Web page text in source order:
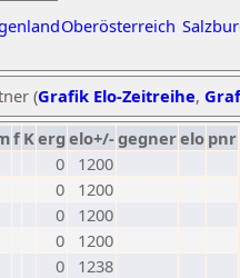
Oberösterreich
(Grafik Elo-Zeitreihe,
f Kerg elo+/-gegnerelo pnr
0
1200
0
1200
0
1200
0
1200
0
1238